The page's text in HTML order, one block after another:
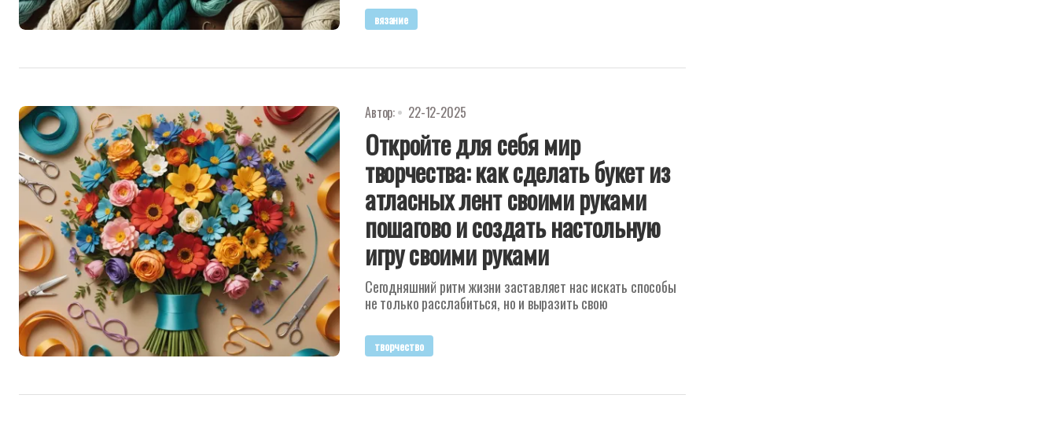
вязание
Автор: 22-12-2025
Откройте для себя мир
творчества: как сделать букет из
атласных лент своими руками
пошагово и создать настольную
игру своими руками
Сегодняшний ритм жизни заставляет нас искать способы
не только расслабиться, но и выразить свою
творчество